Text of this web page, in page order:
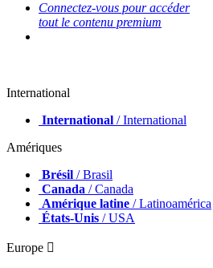
Connectez-vous pour accéder
tout le contenu premium
International
International / International
Amériques
Brésil / Brasil
Canada / Canada
Amérique latine / Latinoamérica
États-Unis / USA
Europe 